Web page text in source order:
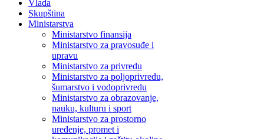
Vlada
Skupština
Ministarstva
Ministarstvo finansija
Ministarstvo za pravosuđe i
upravu
Ministarstvo za privredu
Ministarstvo za poljoprivredu,
šumarstvo i vodoprivredu
Ministarstvo za obrazovanje,
nauku, kulturu i sport
Ministarstvo za prostorno
uređenje, promet i